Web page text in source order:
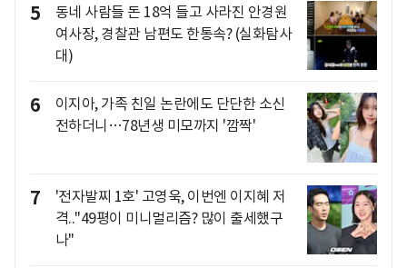
5
동네 사람들 돈 18억 들고 사라진 안경원
여사장, 경찰관 남편도 한통속? (실화탐사
대)
6
이지아, 가족 친일 논란에도 단단한 소신
전하더니…78년생 미모까지 '깜짝'
7
'전자발찌 1호' 고영욱, 이번엔 이지혜 저
격.."49평이 미니멀리즘? 많이 출세했구
나"